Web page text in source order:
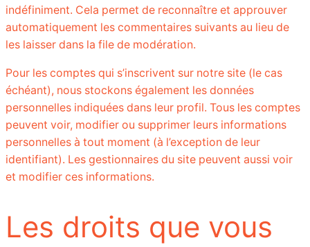
indéfiniment. Cela permet de reconnaître et approuver
automatiquement les commentaires suivants au lieu de
les laisser dans la file de modération.
Pour les comptes qui s’inscrivent sur notre site (le cas
échéant), nous stockons également les données
personnelles indiquées dans leur profil. Tous les comptes
peuvent voir, modifier ou supprimer leurs informations
personnelles à tout moment (à l’exception de leur
identifiant). Les gestionnaires du site peuvent aussi voir
et modifier ces informations.
Les droits que vous